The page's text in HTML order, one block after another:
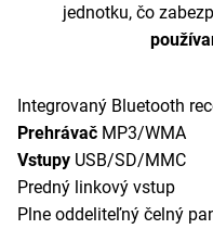
jednotku, čo
Integrovaný Bluetooth
Prehrávač MP3/WMA
Vstupy USB/SD/MMC
Predný linkový vstup
Plne oddeliteľný čelný